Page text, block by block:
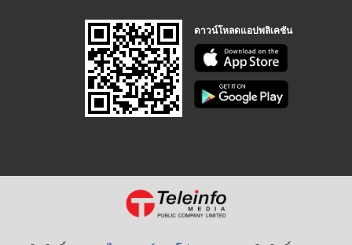
ดาวน์โหลดแอปพลิเคชัน